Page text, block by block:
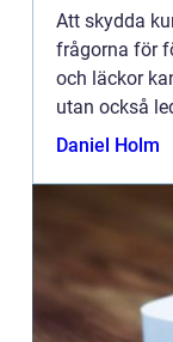
Att skydda
frågorna för
och läckor
utan också
Daniel Holm